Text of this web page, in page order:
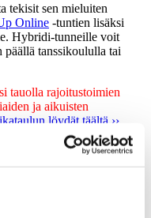
tekisit sen mieluiten
Online -tuntien lisäksi
Hybridi-tunneille voit
päällä tanssikoululla tai
tauolla rajoitustoimien
ja aikuisten
löydät täältä ››
täältä ››
hybridi-tunnin etälipulla,